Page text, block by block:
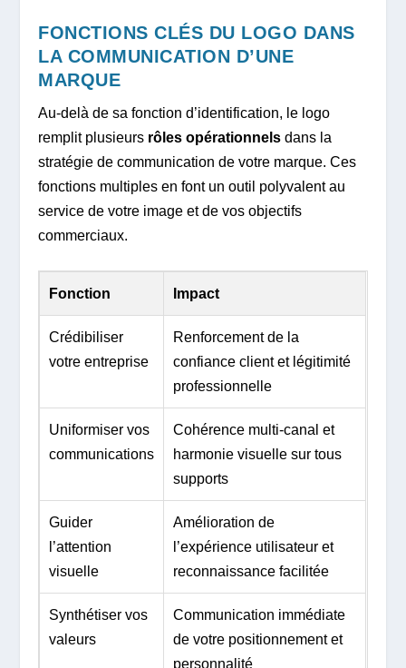
FONCTIONS CLÉS DU LOGO DANS
LA COMMUNICATION D’UNE
MARQUE
Au-delà de sa fonction d’identification, le logo
remplit plusieurs rôles opérationnels dans la
stratégie de communication de votre marque. Ces
fonctions multiples en font un outil polyvalent au
service de votre image et de vos objectifs
commerciaux.
Fonction Impact
Crédibiliser
votre entreprise
Renforcement de la
confiance client et légitimité
professionnelle
Uniformiser vos
communications
Cohérence multi-canal et
harmonie visuelle sur tous
supports
Guider
l’attention
visuelle
Amélioration de
l’expérience utilisateur et
reconnaissance facilitée
Synthétiser vos
valeurs
Communication immédiate
de votre positionnement et
personnalité